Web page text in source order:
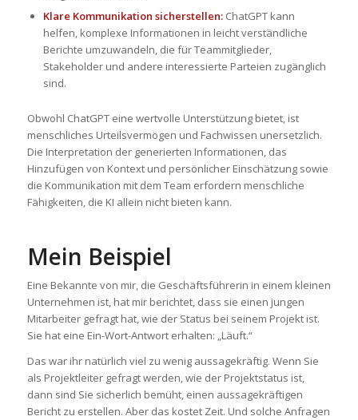
Klare Kommunikation sicherstellen:ChatGPT kann
helfen, komplexe Informationen in leicht verständliche
Berichte umzuwandeln, die für Teammitglieder,
Stakeholder und andere interessierte Parteien zugänglich
sind.
Obwohl ChatGPT eine wertvolle Unterstützung bietet, ist
menschliches Urteilsvermögen und Fachwissen unersetzlich.
Die Interpretation der generierten Informationen, das
Hinzufügen von Kontext und persönlicher Einschätzung sowie
die Kommunikation mit dem Team erfordern menschliche
Fähigkeiten, die KI allein nicht bieten kann.
Mein Beispiel
Eine Bekannte von mir, die Geschäftsführerin in einem kleinen
Unternehmen ist, hat mir berichtet, dass sie einen jungen
Mitarbeiter gefragt hat, wie der Status bei seinem Projekt ist.
Sie hat eine Ein-Wort-Antwort erhalten: „Läuft.“
Das war ihr natürlich viel zu wenig aussagekräftig. Wenn Sie
als Projektleiter gefragt werden, wie der Projektstatus ist,
dann sind Sie sicherlich bemüht, einen aussagekräftigen
Bericht zu erstellen. Aber das kostet Zeit. Und solche Anfragen